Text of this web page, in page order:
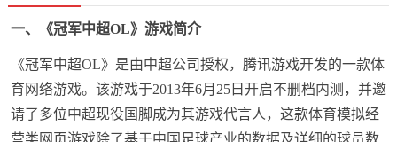
一、 《冠军中超OL》 游戏简介
《冠军中超OL》是由中超公司授权，腾讯游戏开发的一款体
育网络游戏。该游戏于2013年6月25日开启不删档内测，并邀
请了多位中超现役国脚成为其游戏代言人，这款体育模拟经
营类网页游戏除了基于中国足球产业的数据及详细的球员数